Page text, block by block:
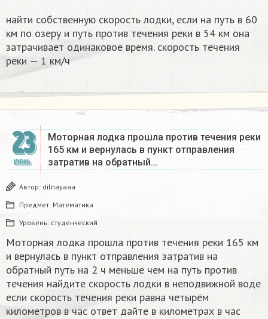
найти собственную скорость лодки, если на путь в 60
км по озеру и путь против течения реки в 54 км она
затрачивает одинаковое время. скорость течения
реки — 1 км/ч
23
ИЮНЬ
Моторная лодка прошла против течения реки
165 км и вернулась в пункт отправления
затратив на обратный…
Автор: dilnayaaa
Предмет: Математика
Уровень: студенческий
Моторная лодка прошла против течения реки 165 км
и вернулась в пункт отправления затратив на
обратный путь на 2 ч меньше чем на путь против
течения найдите скорость лодки в неподвижной воде
если скорость течения реки равна четырём
километров в час ответ дайте в километрах в час